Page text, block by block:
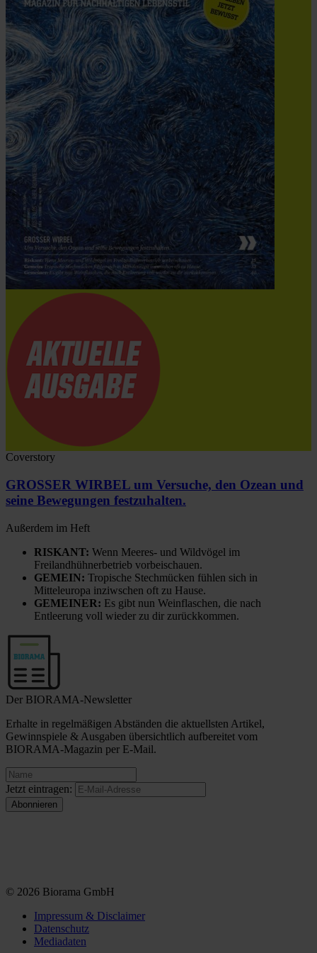
Coverstory
GROSSER WIRBEL um Versuche, den Ozean und
seine Bewegungen festzuhalten.
Außerdem im Heft
RISKANT: Wenn Meeres- und Wildvögel im
Freilandhühnerbetrieb vorbeischauen.
GEMEIN: Tropische Stechmücken fühlen sich in
Mitteleuropa inziwschen oft zu Hause.
GEMEINER: Es gibt nun Weinflaschen, die nach
Entleerung voll wieder zu dir zurückkommen.
Der BIORAMA-Newsletter
Erhalte in regelmäßigen Abständen die aktuellsten Artikel,
Gewinnspiele & Ausgaben übersichtlich aufbereitet vom
BIORAMA-Magazin per E-Mail.
Jetzt eintragen:
© 2026 Biorama GmbH
Impressum & Disclaimer
Datenschutz
Mediadaten